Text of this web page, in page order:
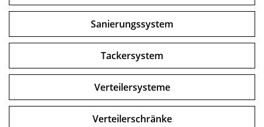
Sanierungssystem
Tackersystem
Verteilersysteme
Verteilerschränke